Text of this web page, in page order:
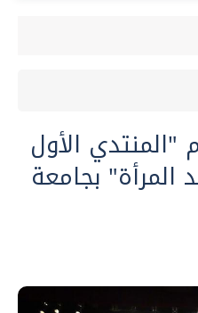
"المنتدي الأول
بجامعة